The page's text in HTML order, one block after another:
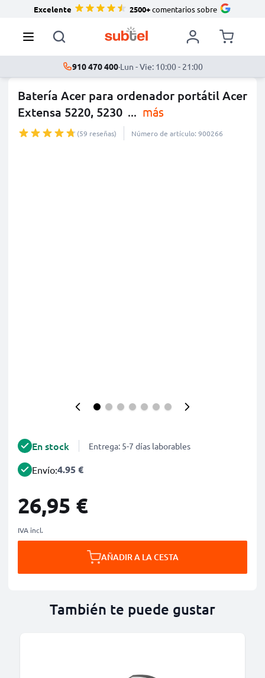
Excelente 2500+comentarios sobre
910 470 400·Lun - Vie: 10:00 - 21:00
Batería Acer para ordenador portátil Acer
Extensa 5220, 5230 ... más
(59 reseñas) Número de artículo: 900266
En stock Entrega: 5-7 días laborables
Envío:4.95 €
26,95 €
IVA incl.
AÑADIR A LA CESTA
También te puede gustar